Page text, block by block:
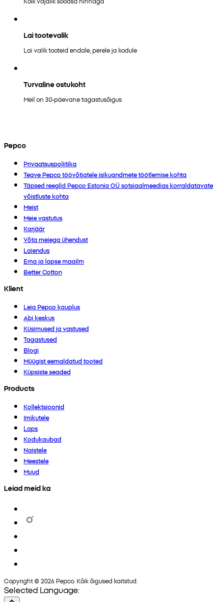
Lai tootevalik
Lai valik tooteid endale, perele ja kodule
Turvaline ostukoht
Meil on 30-päevane tagastusõigus
Pepco
Privaatsuspoliitika
Teave Pepco töövõtjatele isikuandmete töötlemise kohta
Täpsed reeglid Pepco Estonia OÜ sotsiaalmeedias korraldatavate
võistluste kohta
Meist
Meie vastutus
Karjäär
Võta meiega ühendust
Laiendus
Ema ja lapse maailm
Better Cotton
Klient
Leia Pepco kauplus
Abi keskus
Küsimused ja vastused
Tagastused
Blogi
Müügist eemaldatud tooted
Küpsiste seaded
Products
Kollektsioonid
Imikutele
Laps
Kodukaubad
Naistele
Meestele
Muud
Leiad meid ka
Copyright © 2026 Pepco. Kõik õigused kaitstud.
Selected Language: